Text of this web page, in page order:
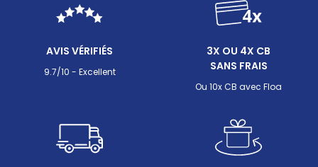
AVIS VÉRIFIÉS
9.7/10 - Excellent
3X OU 4X CB
SANS FRAIS
Ou 10x CB avec Floa